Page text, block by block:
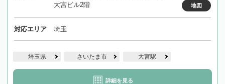
大宮ビル2階
地図
対応エリア 埼玉
埼玉県 さいたま市 大宮駅
詳細を見る